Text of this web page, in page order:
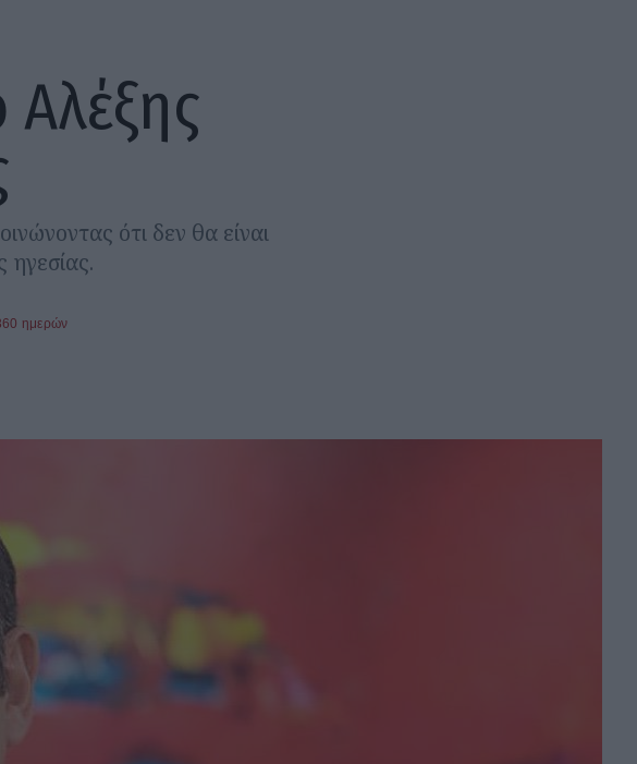
ότι δεν θα είναι
ημερών